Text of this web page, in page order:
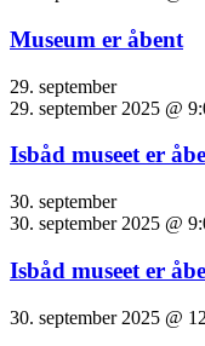
Museum er åbent
29. september
29. september 2025 @
Isbåd museet er
30. september
30. september 2025 @
Isbåd museet er
30. september 2025 @